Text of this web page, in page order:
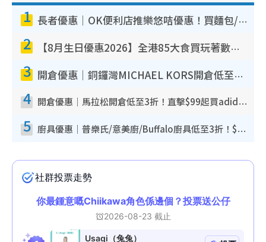
1 長者優惠｜OK便利店推樂悠咭優惠！買麵包/牛奶/保健品拍卡即減
2 【8月生日優惠2026】全港85大食買玩著數攻略 自助餐/火鍋放題同行免費＋誠品/DONKI送現金券
3 開倉優惠｜銅鑼灣MICHAEL KORS開倉低至17折！直擊$500起買手袋/銀包/鞋款 必買經典Jet Set系列
4 開倉優惠｜馬拉松開倉低至3折！直擊$99起買adidas／New Balance／Puma鞋款 STANLEY保溫杯劈價至$119起
5 廚具優惠｜普樂氏/意美廚/Buffalo廚具低至3折！$89起買煎鍋／炒鑊／個人鍋 同場小家電激減至$99起